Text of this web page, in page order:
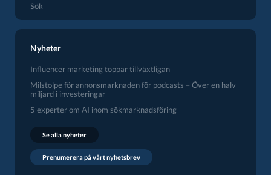
Sök
Nyheter
Influencer marketing toppar tillväxtligan
Milstolpe för annonsmarknaden för podcasts – Över en halv
miljard i investeringar
5 experter om AI inom sökmarknadsföring
Se alla nyheter
Prenumerera på vårt nyhetsbrev